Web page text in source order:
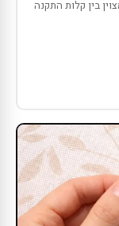
בין קלות התקנה